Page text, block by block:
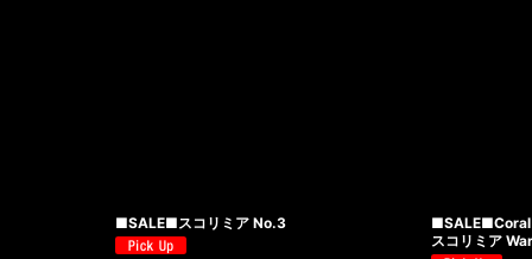
■SALE■スコリミア No.3
スコリミア